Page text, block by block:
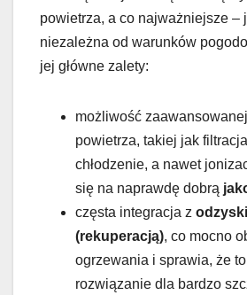
powietrza, a co najważniejsze –
niezależna od warunków
jej główne zalety:
możliwość
powietrza, takiej jak
chłodzenie, a nawet
się na naprawdę dobrą
częsta integracja z
(rekuperacją), co mocno
ogrzewania i sprawia, że
rozwiązanie dla bardzo